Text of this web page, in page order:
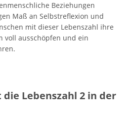
Beziehungen
Maß an Selbstreflexion und
mit dieser Lebenszahl ihre
voll ausschöpfen und ein
Lebenszahl 2 in der